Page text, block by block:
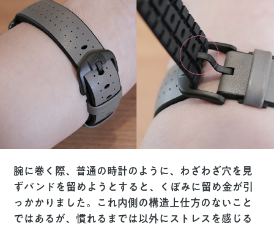
腕に巻く際、普通の時計のように、わざわざ穴を見
ずバンドを留めようとすると、くぼみに留め金が引
っかかりました。これ内側の構造上仕方のないこと
ではあるが、慣れるまでは以外にストレスを感じる